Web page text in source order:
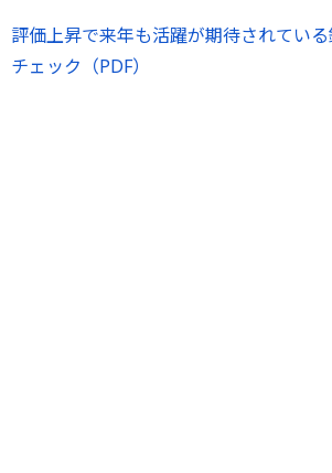
評価上昇で来年も活躍が期待されてい
チェック（PDF）